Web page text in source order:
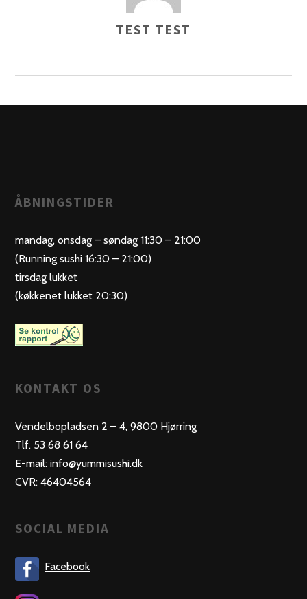
TEST TEST
ÅBNINGSTIDER
mandag, onsdag – søndag 11:30 – 21:00
(Running sushi 16:30 – 21:00)
tirsdag lukket
(køkkenet lukket 20:30)
KONTAKT OS
Vendelbopladsen 2 – 4, 9800 Hjørring
Tlf. 53 68 61 64
E-mail: info@yummisushi.dk
CVR: 46404564
SOCIAL MEDIA
Facebook